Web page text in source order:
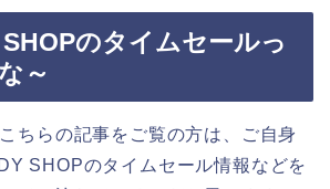
のタイムセールっ
～
ちらの記事をご覧の方は、ご自身
SHOPのタイムセール情報などを